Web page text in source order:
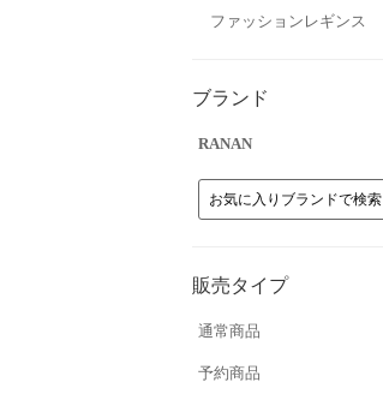
ファッションレギンス
ブランド
RANAN
お気に入りブランドで検索
販売タイプ
通常商品
予約商品